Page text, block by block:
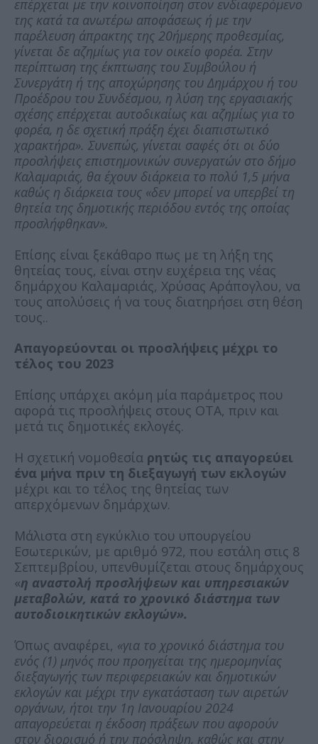
επέρχεται με την κοινοποίηση στον ενδιαφερόμενο
της κατά τα ανωτέρω αποφάσεως ή με την
παρέλευση άπρακτης της 20ήμερης προθεσμίας,
γίνεται δε αζημίως για τον οικείο φορέα. Στην
περίπτωση της έκπτωσης του Συμβούλου ή
Συνεργάτη ή της αποχώρησης του Δημάρχου ή του
Προέδρου του Συνδέσμου, η λύση της εργασιακής
σχέσης επέρχεται αυτοδικαίως και αζημίως για το
φορέα, η δε σχετική πράξη έχει διαπιστωτικό
χαρακτήρα». Συνεπώς, γίνεται σαφές ότι οι δύο
προσλήψεις επιστημονικών συνεργατών στο δήμο
Καλαμαριάς, θα έχουν διάρκεια το πολύ 1,5 μήνα
καθώς η διάρκεια τους «δεν μπορεί να υπερβεί τη
θητεία της δημοτικής περιόδου εντός της οποίας
προσλήφθηκαν».
Επίσης είναι ξεκάθαρο πως με τη λήξη της
θητείας τους, είναι στην ευχέρεια της νέας
δημάρχου Καλαμαριάς, Χρύσας Αράπογλου, να
τους απολύσεις ή να τους διατηρήσει στη θέση
τους..
Απαγορεύονται οι προσλήψεις μέχρι το
τέλος του 2023
Επίσης υπάρχει ακόμη μία παράμετρος που
αφορά τις προσλήψεις στους ΟΤΑ, πριν και
μετά τις δημοτικές εκλογές.
Η σχετική νομοθεσία ρητώς τις απαγορεύει
ένα μήνα πριν τη διεξαγωγή των εκλογών
μέχρι και το τέλος της θητείας των
απερχόμενων δημάρχων.
Μάλιστα στη εγκύκλιο του υπουργείου
Εσωτερικών, με αριθμό 972, που εστάλη στις 8
Σεπτεμβρίου, υπενθυμίζεται στους δημάρχους
«η αναστολή προσλήψεων και υπηρεσιακών
μεταβολών, κατά το χρονικό διάστημα των
αυτοδιοικητικών εκλογών».
Όπως αναφέρει, «για το χρονικό διάστημα του
ενός (1) μηνός που προηγείται της ημερομηνίας
διεξαγωγής των περιφερειακών και δημοτικών
εκλογών και μέχρι την εγκατάσταση των αιρετών
οργάνων, ήτοι την 1η Ιανουαρίου 2024
απαγορεύεται η έκδοση πράξεων που αφορούν
στον διορισμό ή την πρόσληψη, καθώς και στην